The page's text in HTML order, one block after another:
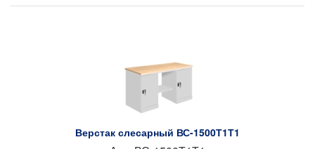
Верстак слесарный ВС-1500Т1Т1